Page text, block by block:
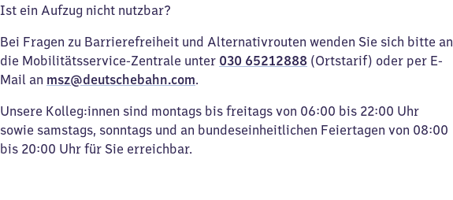
Ist ein Aufzug nicht nutzbar?
Bei Fragen zu Barrierefreiheit und Alternativrouten wenden Sie sich bitte an
die Mobilitätsservice-Zentrale unter 030 65212888 (Ortstarif) oder per E-
Mail an msz@deutschebahn.com.
Unsere Kolleg:innen sind montags bis freitags von 06:00 bis 22:00 Uhr
sowie samstags, sonntags und an bundeseinheitlichen Feiertagen von 08:00
bis 20:00 Uhr für Sie erreichbar.